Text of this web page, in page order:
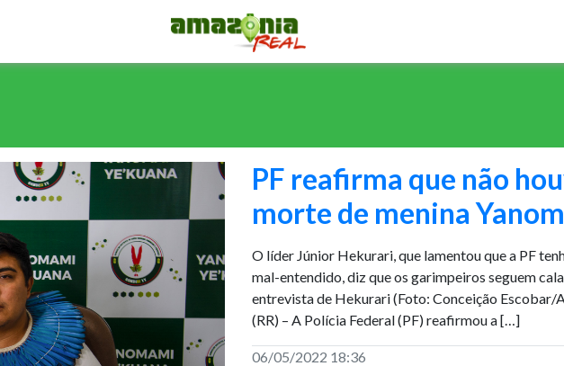
PF reafirma que não
morte de menina
O líder Júnior Hekurari, que lamentou que a PF
mal-entendido, diz que os garimpeiros seguem
entrevista de Hekurari (Foto: Conceição Escobar/
(RR) – A Polícia Federal (PF) reafirmou a […]
06/05/2022 18:36